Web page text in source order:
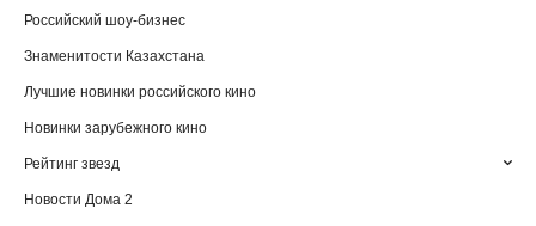
Российский шоу-бизнес
Знаменитости Казахстана
Лучшие новинки российского кино
Новинки зарубежного кино
Рейтинг звезд
Новости Дома 2